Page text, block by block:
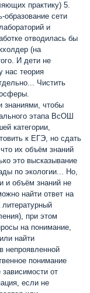
практику) 5.
образование сети
и
отводилась бы
(на
И дети не
нас теория
Чистить
знаниями, чтобы
этапа ВсОШ
категории,
к ЕГЭ, но сдать
их объём знаний
это высказывание
по экологии... Но,
и объём знаний не
найти ответ на
при этом
на понимание,
найти
понимание
зависимости от
если не